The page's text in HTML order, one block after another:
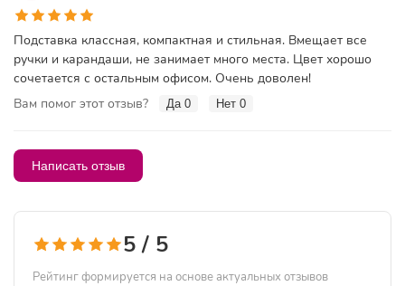
Подставка классная, компактная и стильная. Вмещает все
ручки и карандаши, не занимает много места. Цвет хорошо
сочетается с остальным офисом. Очень доволен!
Вам помог этот отзыв?
Да 0 Нет 0
Написать отзыв
5 / 5
Рейтинг формируется на основе актуальных отзывов